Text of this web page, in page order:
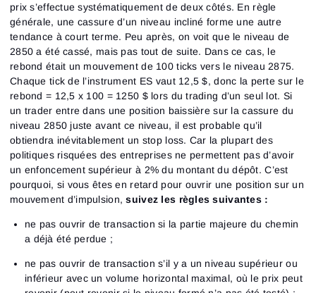
prix s’effectue systématiquement de deux côtés. En règle
générale, une cassure d’un niveau incliné forme une autre
tendance à court terme. Peu après, on voit que le niveau de
2850 a été cassé, mais pas tout de suite. Dans ce cas, le
rebond était un mouvement de 100 ticks vers le niveau 2875.
Chaque tick de l’instrument ES vaut 12,5 $, donc la perte sur le
rebond = 12,5 x 100 = 1250 $ lors du trading d’un seul lot. Si
un trader entre dans une position baissière sur la cassure du
niveau 2850 juste avant ce niveau, il est probable qu’il
obtiendra inévitablement un stop loss. Car la plupart des
politiques risquées des entreprises ne permettent pas d’avoir
un enfoncement supérieur à 2% du montant du dépôt. C’est
pourquoi, si vous êtes en retard pour ouvrir une position sur un
mouvement d’impulsion,suivez les règles suivantes :
ne pas ouvrir de transaction si la partie majeure du chemin
a déjà été perdue ;
ne pas ouvrir de transaction s’il y a un niveau supérieur ou
inférieur avec un volume horizontal maximal, où le prix peut